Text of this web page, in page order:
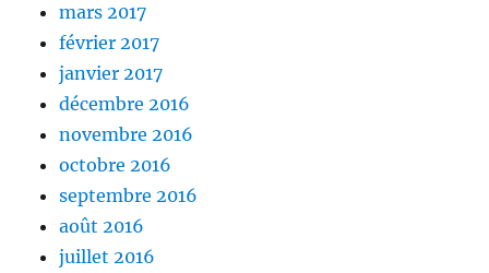
mars 2017
février 2017
janvier 2017
décembre 2016
novembre 2016
octobre 2016
septembre 2016
août 2016
juillet 2016